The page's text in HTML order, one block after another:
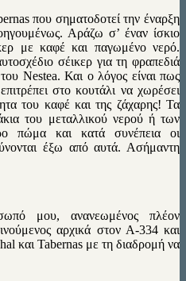
που σηματοδοτεί την έναρξη
Αράζω σ’ έναν ίσκιο
με καφέ και παγωμένο νερό.
σέικερ για τη φραπεδιά
Nestea. Και ο λόγος είναι πως
στο κουτάλι να χωρέσει
του καφέ και της ζάχαρης! Τα
του μεταλλικού νερού ή των
πώμα και κατά συνέπεια οι
έξω από αυτά. Ασήμαντη
μου, ανανεωμένος πλέον
αρχικά στον Α-334 και
και Tabernas με τη διαδρομή να